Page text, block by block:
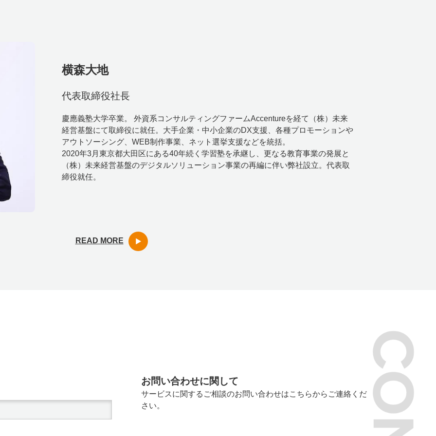
横森大地
代表取締役社長
慶應義塾大学卒業。 外資系コンサルティングファームAccentureを経て（株）未来
経営基盤にて取締役に就任。大手企業・中小企業のDX支援、各種プロモーションや
アウトソーシング、WEB制作事業、ネット選挙支援などを統括。
2020年3月東京都大田区にある40年続く学習塾を承継し、更なる教育事業の発展と
（株）未来経営基盤のデジタルソリューション事業の再編に伴い弊社設立。代表取
締役就任。
READ MORE
お問い合わせに関して
サービスに関するご相談のお問い合わせはこちらからご連絡くだ
さい。